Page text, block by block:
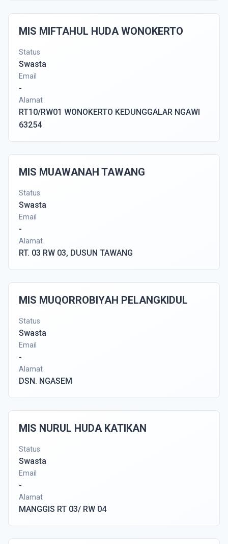
MIS MIFTAHUL HUDA WONOKERTO
Status
Swasta
Email
-
Alamat
RT10/RW01 WONOKERTO KEDUNGGALAR NGAWI
63254
MIS MUAWANAH TAWANG
Status
Swasta
Email
-
Alamat
RT. 03 RW 03, DUSUN TAWANG
MIS MUQORROBIYAH PELANGKIDUL
Status
Swasta
Email
-
Alamat
DSN. NGASEM
MIS NURUL HUDA KATIKAN
Status
Swasta
Email
-
Alamat
MANGGIS RT 03/ RW 04